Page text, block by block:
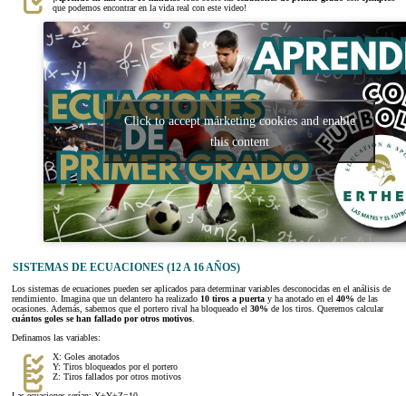
que podemos encontrar en la vida real con este video!
Click to accept márketing cookies and enable
this content
SISTEMAS DE ECUACIONES (12 A 16 AÑOS)
Los sistemas de ecuaciones pueden ser aplicados para determinar variables desconocidas en el análisis de
rendimiento. Imagina que un delantero ha realizado 10 tiros a puerta y ha anotado en el 40% de las
ocasiones. Además, sabemos que el portero rival ha bloqueado el 30% de los tiros. Queremos calcular
cuántos goles se han fallado por otros motivos.
Definamos las variables:
X: Goles anotados
Y: Tiros bloqueados por el portero
Z: Tiros fallados por otros motivos